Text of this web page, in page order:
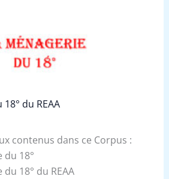
du REAA
contenus dans ce Corpus :
du 18°
18° du REAA